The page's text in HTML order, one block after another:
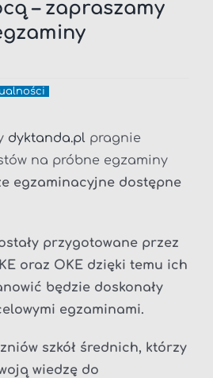
– zapraszamy
dyktanda.pl pragnie
na próbne egzaminy
egzaminacyjne dostępne
przygotowane przez
oraz OKE dzięki temu ich
będzie doskonały
egzaminami.
szkół średnich, którzy
wiedzę do